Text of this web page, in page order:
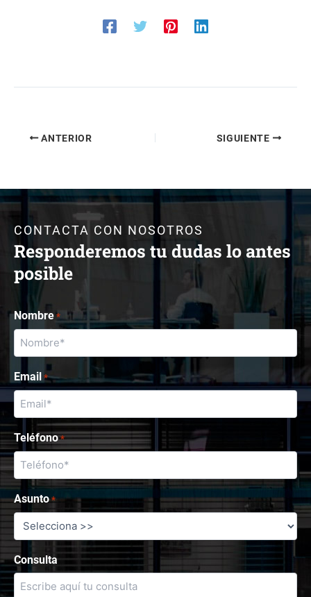
ANTERIOR SIGUIENTE
CONTACTA CON NOSOTROS
Responderemos tu dudas lo antes
posible
Nombre *
Email *
Teléfono *
Asunto *
Consulta